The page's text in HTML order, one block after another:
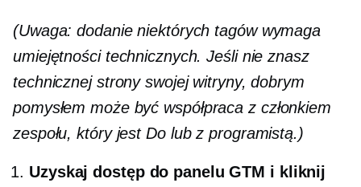
(Uwaga: dodanie niektórych tagów wymaga
umiejętności technicznych. Jeśli nie znasz
technicznej strony swojej witryny, dobrym
pomysłem może być współpraca z członkiem
zespołu, który jest Dolub z programistą.)
Uzyskaj dostęp do panelu GTM i kliknij